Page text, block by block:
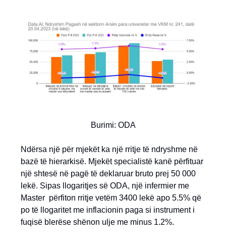
Burimi: ODA
Ndërsa një për mjekët ka një rritje të ndryshme në
bazë të hierarkisë. Mjekët specialistë kanë përfituar
një shtesë në pagë të deklaruar bruto prej 50 000
lekë. Sipas llogaritjes së ODA, një infermier me
Master përfiton rritje vetëm 3400 lekë apo 5.5% që
po të llogaritet me inflacionin paga si instrument i
fuqisë blerëse shënon ulje me minus 1.2%.